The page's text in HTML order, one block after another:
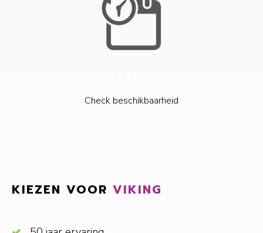
Check beschikbaarheid
KIEZEN VOOR VIKING